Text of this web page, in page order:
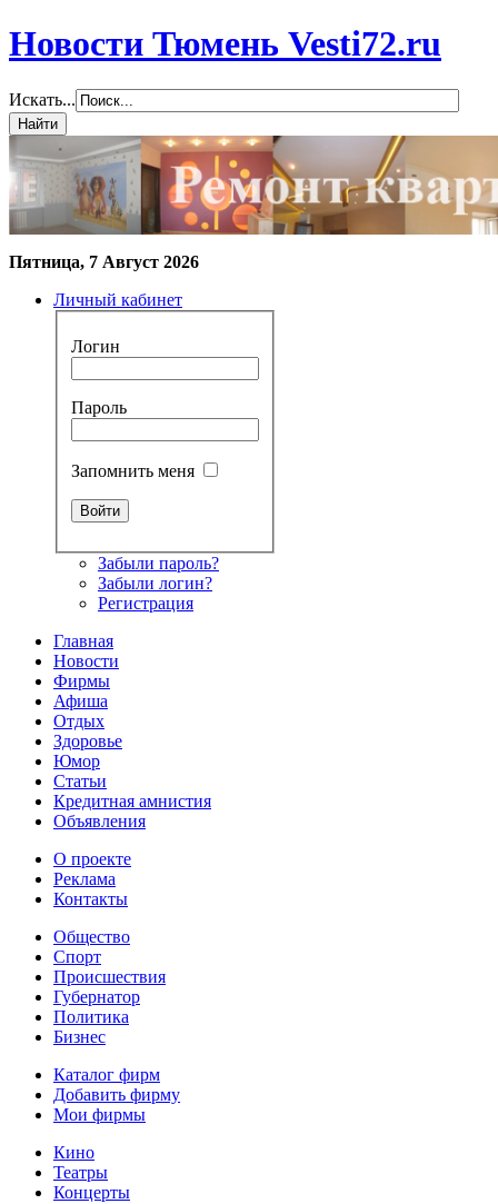
Новости Тюмень Vesti72.ru
Искать...
Пятница, 7 Август 2026
Личный кабинет
Логин
Пароль
Запомнить меня
Забыли пароль?
Забыли логин?
Регистрация
Главная
Новости
Фирмы
Афиша
Отдых
Здоровье
Юмор
Статьи
Кредитная амнистия
Объявления
О проекте
Реклама
Контакты
Общество
Спорт
Происшествия
Губернатор
Политика
Бизнес
Каталог фирм
Добавить фирму
Мои фирмы
Кино
Театры
Концерты